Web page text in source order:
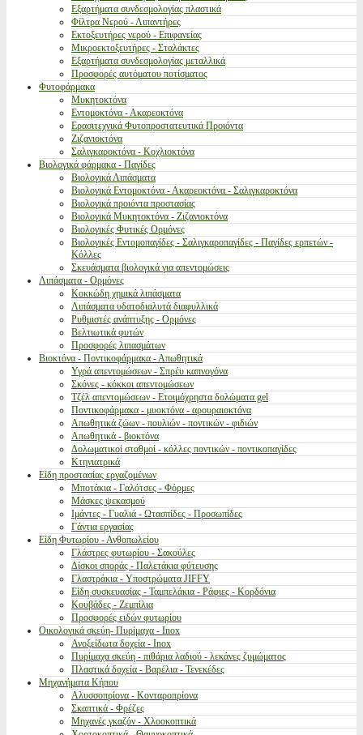
Εξαρτήματα συνδεσμολογίας πλαστικά
Φίλτρα Νερού - Λιπαντήρες
Εκτοξευτήρες νερού - Επιφανείας
Μικροεκτοξευτήρες - Σταλάκτες
Εξαρτήματα συνδεσμολογίας μεταλλικά
Προσφορές αυτόματου ποτίσματος
Φυτοφάρμακα
Μυκητοκτόνα
Εντομοκτόνα - Ακαρεοκτόνα
Ερασιτεχνικά Φυτοπροστατευτικά Προιόντα
Ζιζανιοκτόνα
Σαλιγκαροκτόνα - Κοχλιοκτόνα
Βιολογικά φάρμακα - Παγίδες
Βιολογικά Λιπάσματα
Βιολογικά Εντομοκτόνα - Ακαρεοκτόνα - Σαλιγκαροκτόνα
Βιολογικά προιόντα προστασίας
Βιολογικά Μυκητοκτόνα - Ζιζανιοκτόνα
Βιολογικές Φυτικές Ορμόνες
Βιολογικές Εντομοπαγίδες - Σαλιγκαροπαγίδες - Παγίδες ερπετών -
Κόλλες
Σκευάσματα βιολογικά για απεντομώσεις
Λιπάσματα - Ορμόνες
Κοκκώδη χημικά λιπάσματα
Λιπάσματα υδατοδιαλυτά διαφυλλικά
Ρυθμιστές ανάπτυξης - Ορμόνες
Βελτιωτικά φυτών
Προσφορές λιπασμάτων
Βιοκτόνα - Ποντικοφάρμακα - Απωθητικά
Υγρά απεντομώσεων - Σπρέυ καπνογόνα
Σκόνες - κόκκοι απεντομώσεων
Τζέλ απεντομώσεων - Ετοιμόχρηστα δολώματα gel
Ποντικοφάρμακα - μυοκτόνα - αρουραιοκτόνα
Απωθητικά ζώων - πουλιών - ποντικών - φιδιών
Απωθητικά - βιοκτόνα
Δολωματικοί σταθμοί - κόλλες ποντικών - ποντικοπαγίδες
Κτηνιατρικά
Είδη προστασίας εργαζομένων
Μποτάκια - Γαλότσες - Φόρμες
Μάσκες ψεκασμού
Ιμάντες - Γυαλιά - Ωτασπίδες - Προσωπίδες
Γάντια εργασίας
Είδη Φυτωρίου - Ανθοπωλείου
Γλάστρες φυτωρίου - Σακούλες
Δίσκοι σποράς - Παλετάκια φύτευσης
Γλαστράκια - Υποστρώματα JIFFY
Είδη συσκευασίας - Ταμπελάκια - Ράφιες - Κορδόνια
Κουβάδες - Ζεμπίλια
Προσφορές ειδών φυτωρίου
Οικολογικά σκεύη- Πυρίμαχα - Inox
Ανοξείδωτα δοχεία - Inox
Πυρίμαχα σκεύη - πιθάρια λαδιού - λεκάνες ζυμώματος
Πλαστικά δοχεία - Βαρέλια - Τενεκέδες
Μηχανήματα Κήπου
Αλυσσοπρίονα - Κονταροπρίονα
Σκαπτικά - Φρέζες
Μηχανές γκαζόν - Χλοοκοπτικά